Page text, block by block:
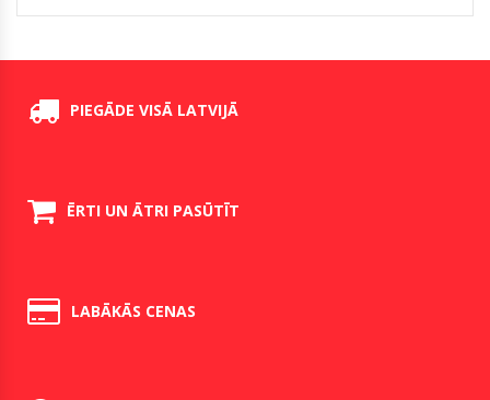
PIEGĀDE VISĀ LATVIJĀ
ĒRTI UN ĀTRI PASŪTĪT
LABĀKĀS CENAS